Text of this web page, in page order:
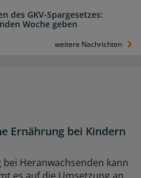
des GKV-Spargesetzes:
Woche geben
weitere Nachrichten
Ernährung bei Kindern
Heranwachsenden kann